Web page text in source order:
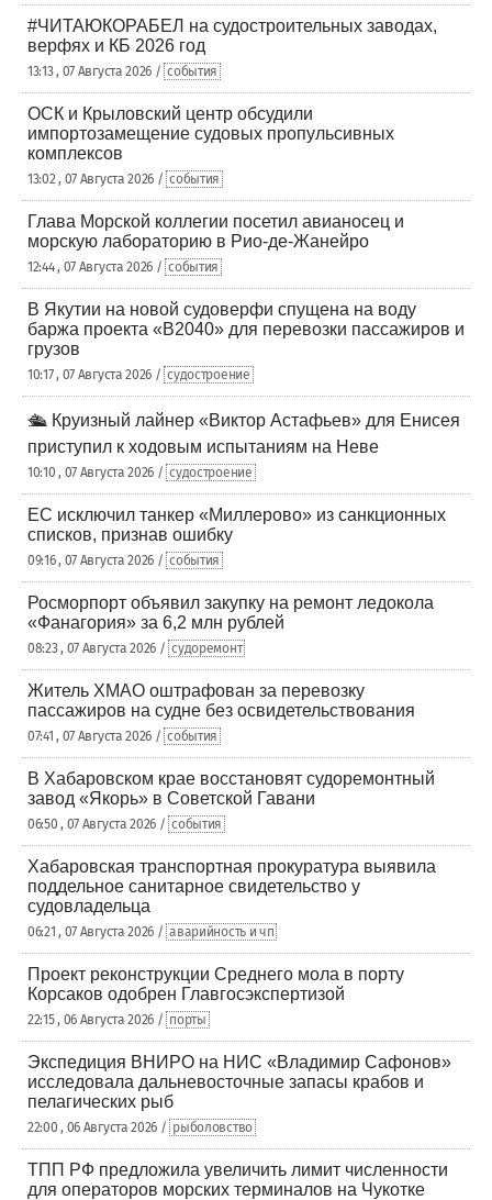
#ЧИТАЮКОРАБЕЛ на судостроительных заводах,
верфях и КБ 2026 год
13:13 , 07 Августа 2026 / события
ОСК и Крыловский центр обсудили
импортозамещение судовых пропульсивных
комплексов
13:02 , 07 Августа 2026 / события
Глава Морской коллегии посетил авианосец и
морскую лабораторию в Рио-де-Жанейро
12:44 , 07 Августа 2026 / события
В Якутии на новой судоверфи спущена на воду
баржа проекта «В2040» для перевозки пассажиров и
грузов
10:17 , 07 Августа 2026 / судостроение
🛳️ Круизный лайнер «Виктор Астафьев» для Енисея
приступил к ходовым испытаниям на Неве
10:10 , 07 Августа 2026 / судостроение
ЕС исключил танкер «Миллерово» из санкционных
списков, признав ошибку
09:16 , 07 Августа 2026 / события
Росморпорт объявил закупку на ремонт ледокола
«Фанагория» за 6,2 млн рублей
08:23 , 07 Августа 2026 / судоремонт
Житель ХМАО оштрафован за перевозку
пассажиров на судне без освидетельствования
07:41 , 07 Августа 2026 / события
В Хабаровском крае восстановят судоремонтный
завод «Якорь» в Советской Гавани
06:50 , 07 Августа 2026 / события
Хабаровская транспортная прокуратура выявила
поддельное санитарное свидетельство у
судовладельца
06:21 , 07 Августа 2026 / аварийность и чп
Проект реконструкции Среднего мола в порту
Корсаков одобрен Главгосэкспертизой
22:15 , 06 Августа 2026 / порты
Экспедиция ВНИРО на НИС «Владимир Сафонов»
исследовала дальневосточные запасы крабов и
пелагических рыб
22:00 , 06 Августа 2026 / рыболовство
ТПП РФ предложила увеличить лимит численности
для операторов морских терминалов на Чукотке